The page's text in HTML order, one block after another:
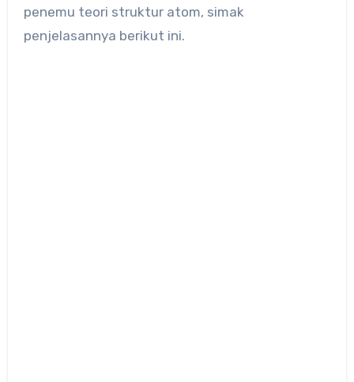
penemu teori struktur atom, simak
penjelasannya berikut ini.